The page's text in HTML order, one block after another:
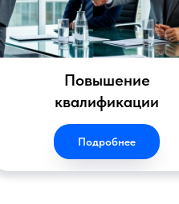
Повышение
квалификации
Подробнее